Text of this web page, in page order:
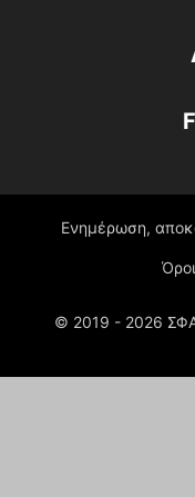
Ενημέρωση,
© 2019 - 2026